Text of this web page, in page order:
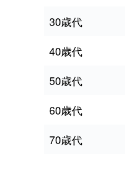
30歳代
40歳代
50歳代
60歳代
70歳代